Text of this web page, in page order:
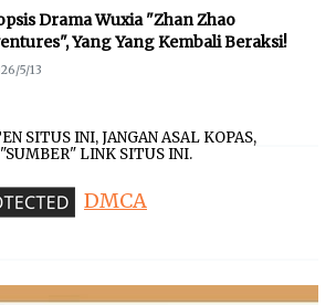
Drama Wuxia "Zhan Zhao
Yang Yang Kembali Beraksi!
5/13
SITUS INI, JANGAN ASAL KOPAS,
LINK SITUS INI.
DMCA